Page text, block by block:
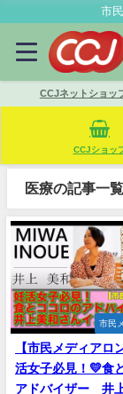
市
CCJネットショッ
CCJショッ
医療の記事一覧
市民
【市民メディアロ
活女子必見！💛食
アドバイザー 井